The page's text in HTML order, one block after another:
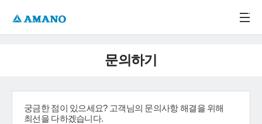
문의하기
궁금한 점이 있으세요? 고객님의 문의사항 해결을 위해
최선을 다하겠습니다.